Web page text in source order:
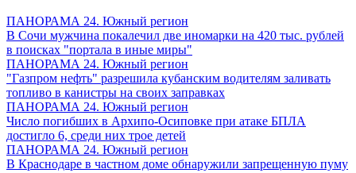
ПАНОРАМА 24. Южный регион
В Сочи мужчина покалечил две иномарки на 420 тыс. рублей
в поисках "портала в иные миры"
ПАНОРАМА 24. Южный регион
"Газпром нефть" разрешила кубанским водителям заливать
топливо в канистры на своих заправках
ПАНОРАМА 24. Южный регион
Число погибших в Архипо-Осиповке при атаке БПЛА
достигло 6, среди них трое детей
ПАНОРАМА 24. Южный регион
В Краснодаре в частном доме обнаружили запрещенную пуму